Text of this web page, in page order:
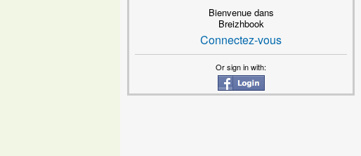
Bienvenue dans
Breizhbook
Connectez-vous
Or sign in with: